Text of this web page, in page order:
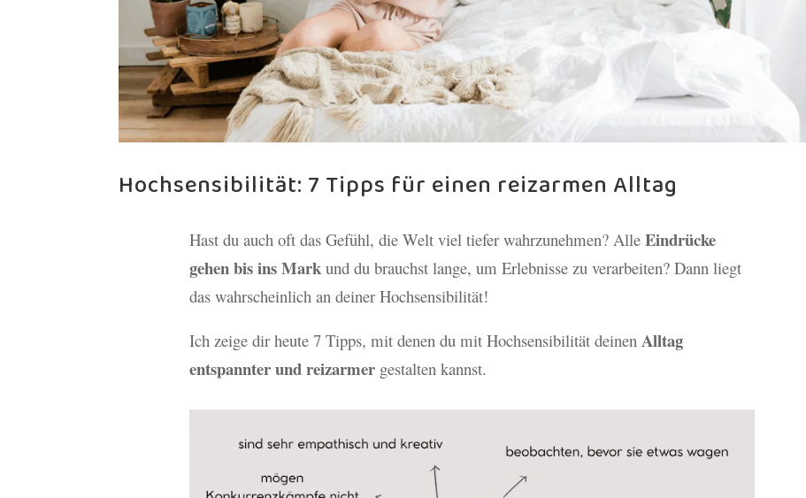
Hochsensibilität: 7 Tipps für einen reizarmen Alltag
Hast du auch oft das Gefühl, die Welt viel tiefer wahrzunehmen? AlleEindrücke
gehen bis ins Mark und du brauchst lange, um Erlebnisse zu verarbeiten? Dann liegt
das wahrscheinlich an deiner Hochsensibilität!
Ich zeige dir heute 7 Tipps, mit denen du mit Hochsensibilität deinenAlltag
entspannter und reizarmer gestalten kannst.